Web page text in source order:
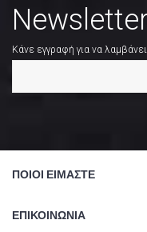
Κάνε εγγραφή για να
ΠΟΙΟΙ ΕΙΜΑΣΤΕ
ΕΠΙΚΟΙΝΩΝΙΑ